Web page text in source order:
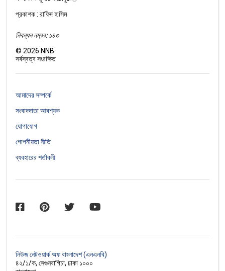
প্রকাশক : রাফিদ হাসিম
নিবন্ধন নম্বর: ১৪৩
©2026 NNB
সর্বস্বত্ব সংরক্ষিত
আমাদের সম্পর্কে
সংবাদদাতা আবশ্যক
যোগাযোগ
গোপনীয়তা নীতি
ব্যবহারের শর্তাবলী
নিউজ নেটওয়ার্ক অফ বাংলাদেশ (এনএনবি)
৪২/১/ক, সেগুনবাগিচা, ঢাকা ১০০০